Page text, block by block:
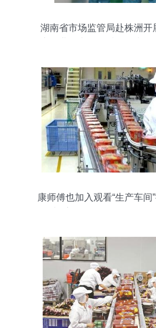
湖南省市场监管局赴株洲开
康师傅也加入观看“生产车间